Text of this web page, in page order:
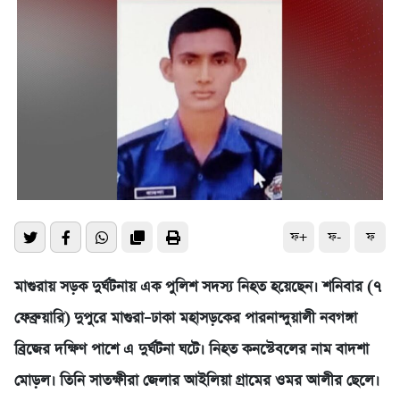
ফ+ ফ- ফ
মাগুরায় সড়ক দুর্ঘটনায় এক পুলিশ সদস্য নিহত হয়েছেন। শনিবার (৭
ফেব্রুয়ারি) দুপুরে মাগুরা–ঢাকা মহাসড়কের পারনান্দুয়ালী নবগঙ্গা
ব্রিজের দক্ষিণ পাশে এ দুর্ঘটনা ঘটে। নিহত কনস্টেবলের নাম বাদশা
মোড়ল। তিনি সাতক্ষীরা জেলার আইলিয়া গ্রামের ওমর আলীর ছেলে।